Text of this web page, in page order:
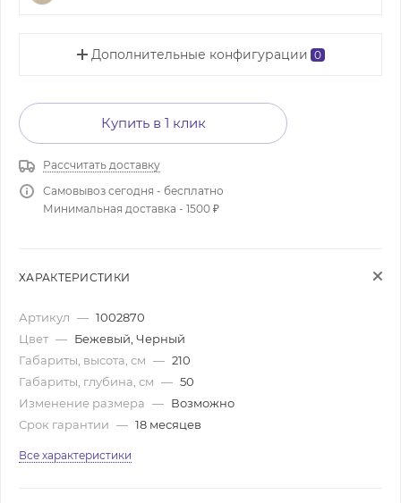
Дополнительные конфигурации 0
Купить в 1 клик
Рассчитать доставку
Самовывоз сегодня - бесплатно
Минимальная доставка - 1500 ₽
ХАРАКТЕРИСТИКИ
Артикул — 1002870
Цвет — Бежевый, Черный
Габариты, высота, см — 210
Габариты, глубина, см — 50
Изменение размера — Возможно
Срок гарантии — 18 месяцев
Все характеристики